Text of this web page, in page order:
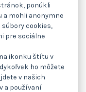
dopyt
24 hodín
ponúkli
a mohli anonymne
cookies,
pre sociálne
ikonku štítu v
ho môžete
v našich
a používaní